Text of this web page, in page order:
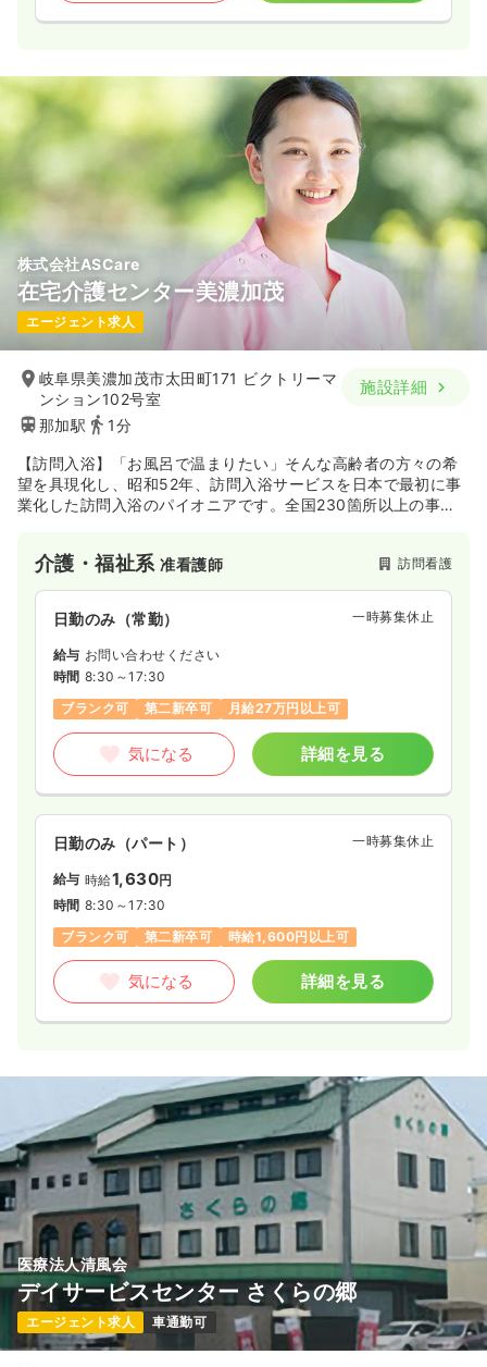
株式会社ASCare
在宅介護センター美濃加茂
エージェント求人
岐阜県美濃加茂市太田町171 ビクトリーマ
ンション102号室
那加駅
1分
施設詳細
【訪問入浴】「お風呂で温まりたい」そんな高齢者の方々の希
望を具現化し、昭和52年、訪問入浴サービスを日本で最初に事
業化した訪問入浴のパイオニアです。全国230箇所以上の事業
もとづいた新しいサービス分野を創造するとともにサービスの
質の向上に努めています。
介護・福祉系准看護師 訪問看護
日勤のみ（常勤） 一時募集休止
給与 お問い合わせください
時間 8:30～17:30
ブランク可
第二新卒可 月給27万円以上可
気になる 詳細を見る
日勤のみ（パート） 一時募集休止
給与 時給1,630円
時間 8:30～17:30
ブランク可
第二新卒可 時給1,600円以上可
気になる 詳細を見る
医療法人清風会
デイサービスセンター さくらの郷
エージェント求人 車通勤可